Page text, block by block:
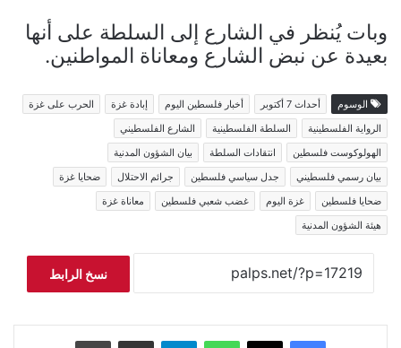
وبات يُنظر في الشارع إلى السلطة على أنها
بعيدة عن نبض الشارع ومعاناة المواطنين.
الوسوم أحداث 7 أكتوبر أخبار فلسطين اليوم إبادة غزة
الحرب على غزة
الرواية الفلسطينية
السلطة الفلسطينية
الشارع الفلسطيني
الهولوكوست فلسطين
انتقادات السلطة
بيان الشؤون المدنية
بيان رسمي فلسطيني
جدل سياسي فلسطين جرائم الاحتلال
ضحايا غزة
ضحايا فلسطين
غزة اليوم غضب شعبي فلسطين
معاناة غزة
هيئة الشؤون المدنية
نسخ الرابط
فيسبوك ‫X واتساب تيلقرام مشاركة عبر البريد طباعة